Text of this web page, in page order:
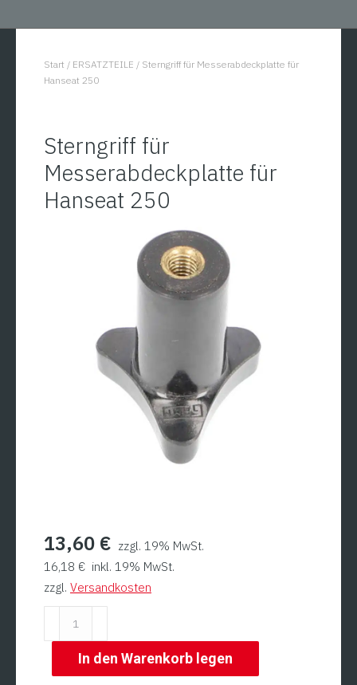
You are here:
Start / ERSATZTEILE / Sterngriff für Messerabdeckplatte für
Hanseat 250
Sterngriff für
Messerabdeckplatte für
Hanseat 250
13,60 € zzgl. 19% MwSt.
16,18 € inkl. 19% MwSt.
zzgl. Versandkosten
Messerabdeckplatte
für
In den Warenkorb legen